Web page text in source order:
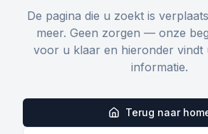
De pagina die u zoekt is
meer. Geen zorgen — onze
voor u klaar en hieronder vindt
informatie.
Terug naar